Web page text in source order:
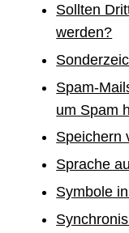
Sollten
werden?
Spam-
um Spam
Speichern
Sprache
Symbole